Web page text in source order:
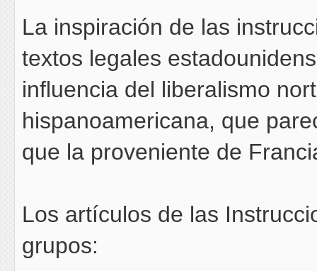
La inspiración de las
textos legales
influencia del liberalismo
hispanoamericana, que
que la proveniente de
Los artículos de las
grupos: